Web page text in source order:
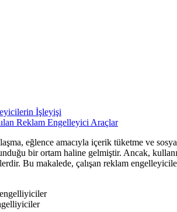
İşleyişi
Reklam Engelleyici Araçlar
eğlence amacıyla içerik tüketme ve
bir ortam haline gelmiştir. Ancak,
Bu makalede, çalışan reklam